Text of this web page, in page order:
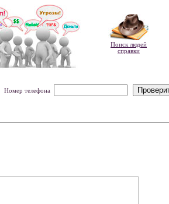
Поиск людей
справки
Номер телефона